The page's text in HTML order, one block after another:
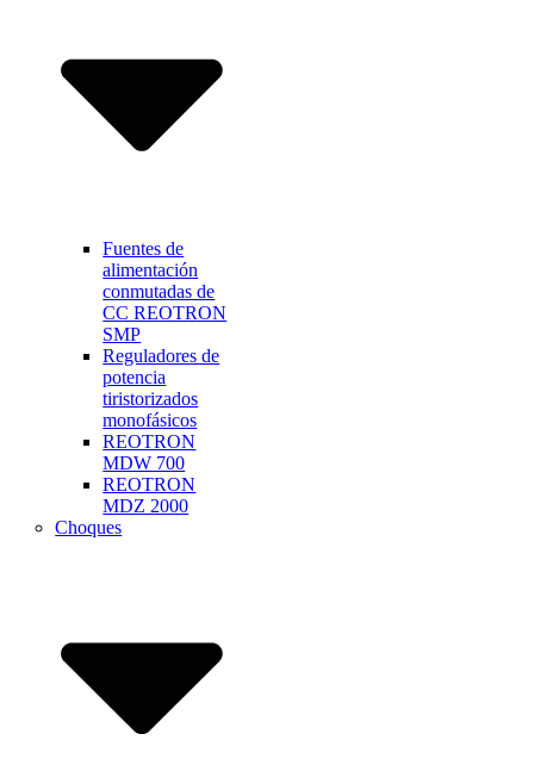
Fuentes de
alimentación
conmutadas de
CC REOTRON
SMP
Reguladores de
potencia
tiristorizados
monofásicos
REOTRON
MDW 700
REOTRON
MDZ 2000
Choques